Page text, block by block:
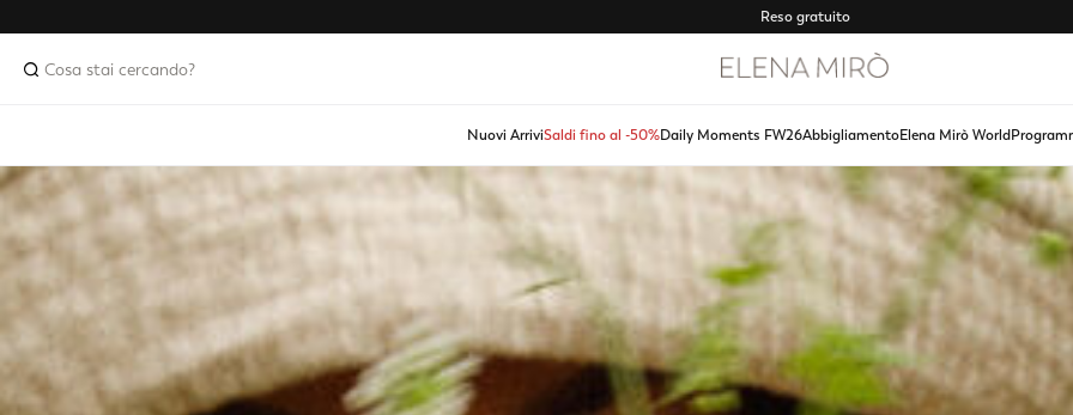
Scopri le nuove novità Spring Summer 2026.
Reso gratuito
Nuovi ArriviSaldi fino al -50%Daily Moments FW26AbbigliamentoElena Mirò World